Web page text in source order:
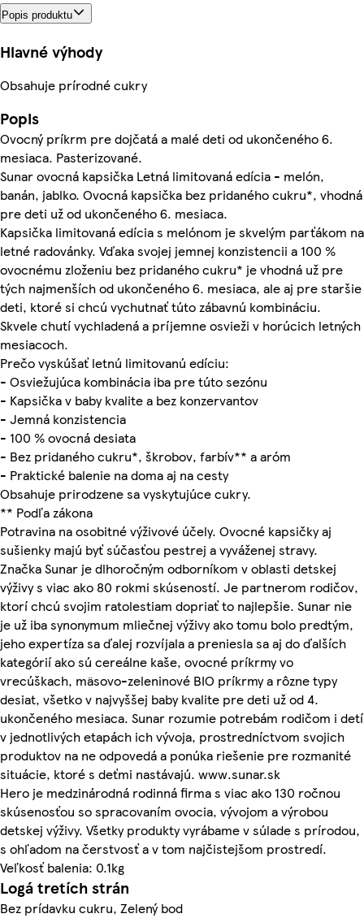
Popis produktu
Hlavné výhody
Obsahuje prírodné cukry
Popis
Ovocný príkrm pre dojčatá a malé deti od ukončeného 6.
mesiaca. Pasterizované.
Sunar ovocná kapsička Letná limitovaná edícia - melón,
banán, jablko. Ovocná kapsička bez pridaného cukru*, vhodná
pre deti už od ukončeného 6. mesiaca.
Kapsička limitovaná edícia s melónom je skvelým parťákom na
letné radovánky. Vďaka svojej jemnej konzistencii a 100 %
ovocnému zloženiu bez pridaného cukru* je vhodná už pre
tých najmenších od ukončeného 6. mesiaca, ale aj pre staršie
deti, ktoré si chcú vychutnať túto zábavnú kombináciu.
Skvele chutí vychladená a príjemne osvieži v horúcich letných
mesiacoch.
Prečo vyskúšať letnú limitovanú edíciu:
- Osviežujúca kombinácia iba pre túto sezónu
- Kapsička v baby kvalite a bez konzervantov
- Jemná konzistencia
- 100 % ovocná desiata
- Bez pridaného cukru*, škrobov, farbív** a aróm
- Praktické balenie na doma aj na cesty
Obsahuje prirodzene sa vyskytujúce cukry.
** Podľa zákona
Potravina na osobitné výživové účely. Ovocné kapsičky aj
sušienky majú byť súčasťou pestrej a vyváženej stravy.
Značka Sunar je dlhoročným odborníkom v oblasti detskej
výživy s viac ako 80 rokmi skúseností. Je partnerom rodičov,
ktorí chcú svojim ratolestiam dopriať to najlepšie. Sunar nie
je už iba synonymum mliečnej výživy ako tomu bolo predtým,
jeho expertíza sa ďalej rozvíjala a preniesla sa aj do ďalších
kategórií ako sú cereálne kaše, ovocné príkrmy vo
vrecúškach, mäsovo-zeleninové BIO príkrmy a rôzne typy
desiat, všetko v najvyššej baby kvalite pre deti už od 4.
ukončeného mesiaca. Sunar rozumie potrebám rodičom i detí
v jednotlivých etapách ich vývoja, prostredníctvom svojich
produktov na ne odpovedá a ponúka riešenie pre rozmanité
situácie, ktoré s deťmi nastávajú. www.sunar.sk
Hero je medzinárodná rodinná firma s viac ako 130 ročnou
skúsenosťou so spracovaním ovocia, vývojom a výrobou
detskej výživy. Všetky produkty vyrábame v súlade s prírodou,
s ohľadom na čerstvosť a v tom najčistejšom prostredí.
Veľkosť balenia: 0.1kg
Logá tretích strán
Bez prídavku cukru, Zelený bod